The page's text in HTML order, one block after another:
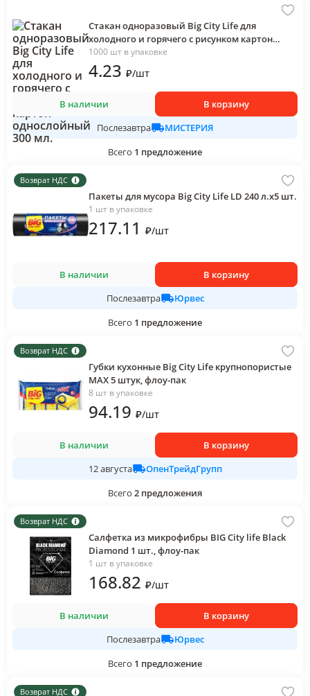
Стакан одноразовый Big City Life для
холодного и горячего с рисунком картон
однослойный 300 мл.
1000 шт в упаковке
4.23 ₽/шт
В наличии
В корзину
Послезавтра
МИСТЕРИЯ
Всего 1 предложение
Возврат НДС
Пакеты для мусора Big City Life LD 240 л.х5 шт.
1 шт в упаковке
217.11 ₽/шт
В наличии
В корзину
Послезавтра
Юрвес
Всего 1 предложение
Возврат НДС
Губки кухонные Big City Life крупнопористые
МАХ 5 штук, флоу-пак
8 шт в упаковке
94.19 ₽/шт
В наличии
В корзину
12 августа
ОпенТрейдГрупп
Всего 2 предложения
Возврат НДС
Cалфетка из микрофибры BIG City life Black
Diamond 1 шт., флоу-пак
1 шт в упаковке
168.82 ₽/шт
В наличии
В корзину
Послезавтра
Юрвес
Всего 1 предложение
Возврат НДС